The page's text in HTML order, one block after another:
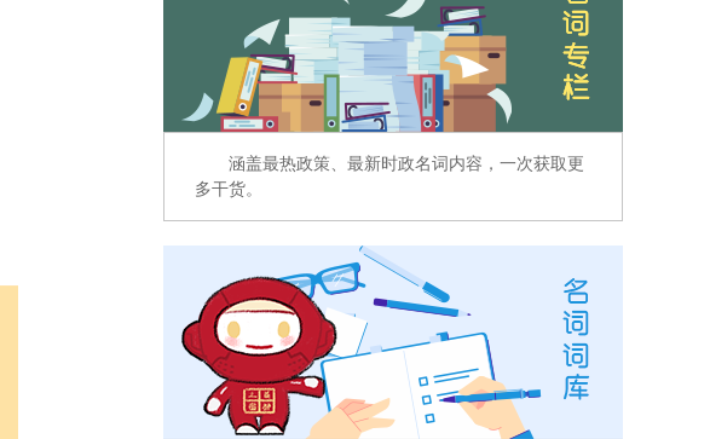
涵盖最热政策、最新时政名词内容，一次获取更
多干货。